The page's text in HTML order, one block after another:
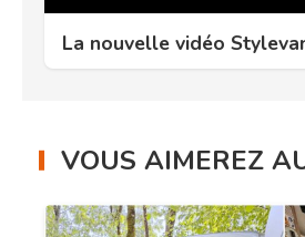
La nouvelle vidéo
VOUS AIMEREZ